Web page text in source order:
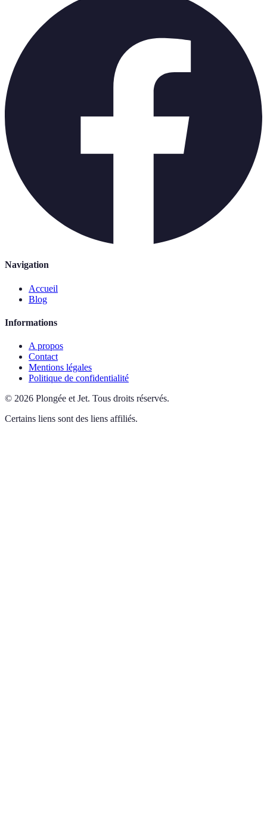
Navigation
Accueil
Blog
Informations
A propos
Contact
Mentions légales
Politique de confidentialité
© 2026 Plongée et Jet. Tous droits réservés.
Certains liens sont des liens affiliés.